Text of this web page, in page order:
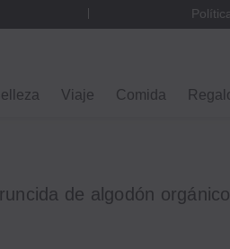
Viaje Comida
de algodón